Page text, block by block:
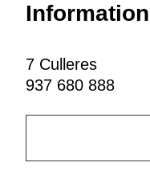
7 Culleres
937 680 888